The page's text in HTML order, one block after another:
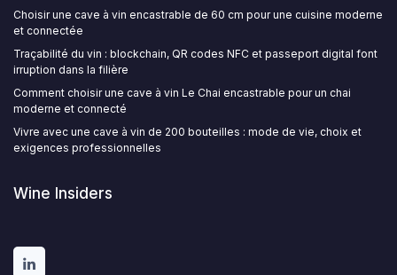
Choisir une cave à vin encastrable de 60 cm pour une cuisine moderne
et connectée
Traçabilité du vin : blockchain, QR codes NFC et passeport digital font
irruption dans la filière
Comment choisir une cave à vin Le Chai encastrable pour un chai
moderne et connecté
Vivre avec une cave à vin de 200 bouteilles : mode de vie, choix et
exigences professionnelles
Wine Insiders